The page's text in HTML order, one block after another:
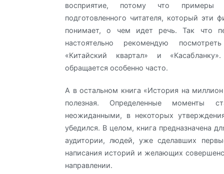
восприятие, потому что примеры
подготовленного читателя, который эти
понимает, о чем идет речь. Так что
настоятельно рекомендую
«Китайский квартал» и
обращается особенно часто.
А в остальном книга «История на
полезная. Определенные моменты
неожиданными, в некоторых
убедился. В целом, книга предназначена
аудитории, людей, уже сделавших
написания историй и желающих
направлении.